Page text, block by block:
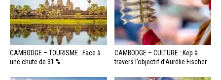
CAMBODGE – TOURISME : Face à
une chute de 31 %...
CAMBODGE – CULTURE : Kep à
travers l’objectif d’Aurélie Fischer